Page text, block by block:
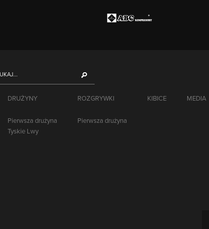
DRUŻYNY
Pierwsza drużyna
Tyskie Lwy
ROZGRYWKI
Pierwsza drużyna
KIBICE MEDIA